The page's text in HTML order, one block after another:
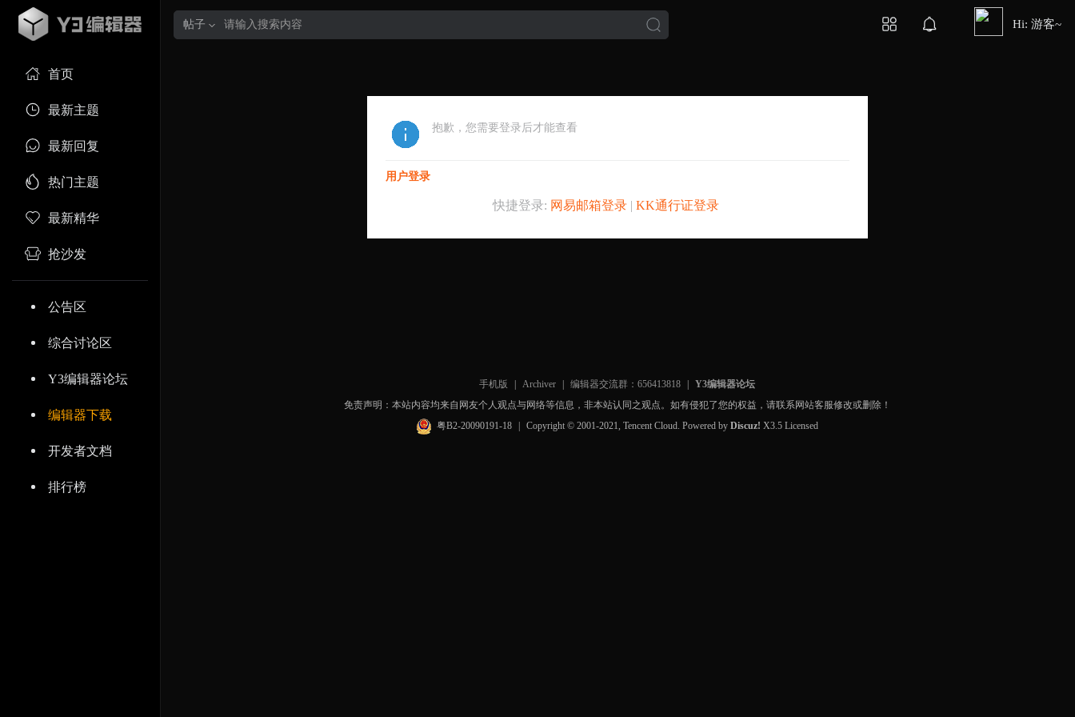
首页
最新主题
最新回复
热门主题
最新精华
抢沙发
公告区
综合讨论区
Y3编辑器论坛
编辑器下载
开发者文档
排行榜
帖子 Hi: 游客~
抱歉，您需要登录后才能查看
用户登录
快捷登录: 网易邮箱登录| KK通行证登录
手机版 Archiver 编辑器交流群：656413818
Y3编辑器论坛
免责声明：本站内容均来自网友个人观点与网络等信息，非本站认同之观点。如有侵犯了您的权益，请联系网站客服修改或删除！
粤B2-20090191-18
Copyright © 2001-2021, Tencent Cloud. Powered byDiscuz! X3.5 Licensed